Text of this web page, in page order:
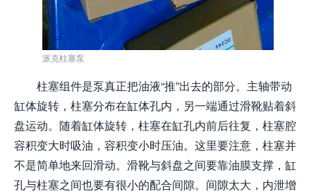
派克柱塞泵
柱塞组件是泵真正把油液“推”出去的部分。主轴带动
缸体旋转，柱塞分布在缸体孔内，另一端通过滑靴贴着斜
盘运动。随着缸体旋转，柱塞在缸孔内前后往复，柱塞腔
容积变大时吸油，容积变小时压油。这里要注意，柱塞并
不是简单地来回滑动。滑靴与斜盘之间要靠油膜支撑，缸
孔与柱塞之间也要有很小的配合间隙。间隙太大，内泄增